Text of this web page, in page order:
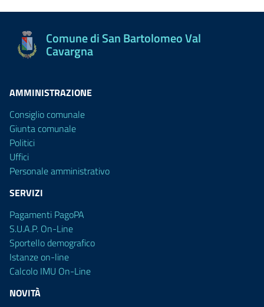
Comune di San Bartolomeo Val
Cavargna
AMMINISTRAZIONE
Consiglio comunale
Giunta comunale
Politici
Uffici
Personale amministrativo
SERVIZI
Pagamenti PagoPA
S.U.A.P. On-Line
Sportello demografico
Istanze on-line
Calcolo IMU On-Line
NOVITÀ